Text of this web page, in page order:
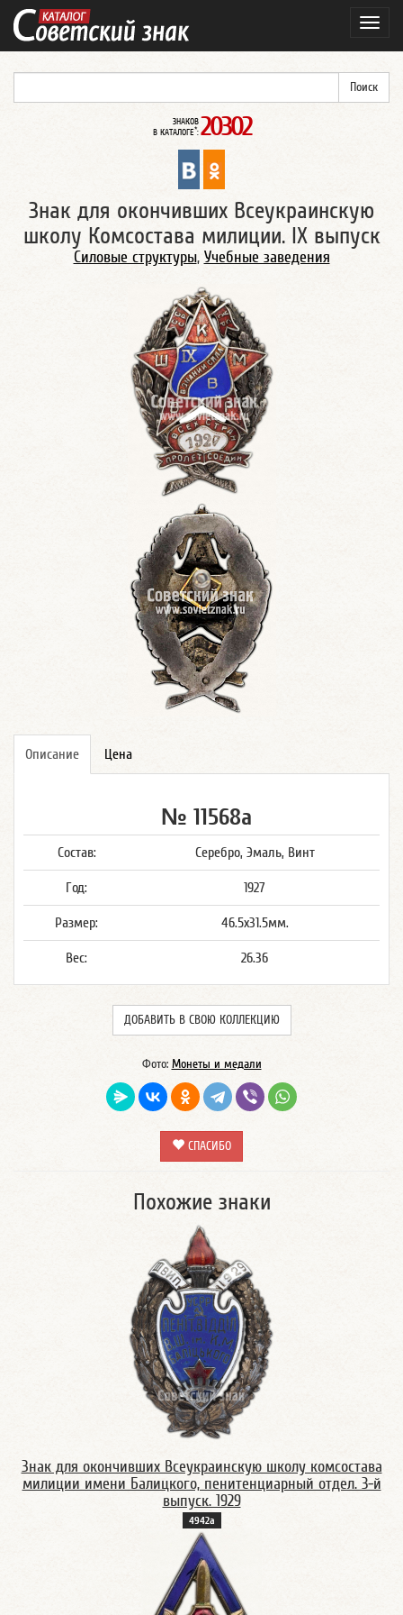
ЗНАКОВ
В КАТАЛОГЕ*: 20302
Знак для окончивших Всеукраинскую
школу Комсостава милиции. IX выпуск
Силовые структуры, Учебные заведения
Описание Цена
№ 11568а
Состав: Серебро, Эмаль, Винт
Год: 1927
Размер: 46.5x31.5мм.
Вес: 26.36
ДОБАВИТЬ В СВОЮ КОЛЛЕКЦИЮ
Фото: Монеты и медали
СПАСИБО
Похожие знаки
Знак для окончивших Всеукраинскую школу комсостава
милиции имени Балицкого, пенитенциарный отдел. 3-й
выпуск. 1929
4942а